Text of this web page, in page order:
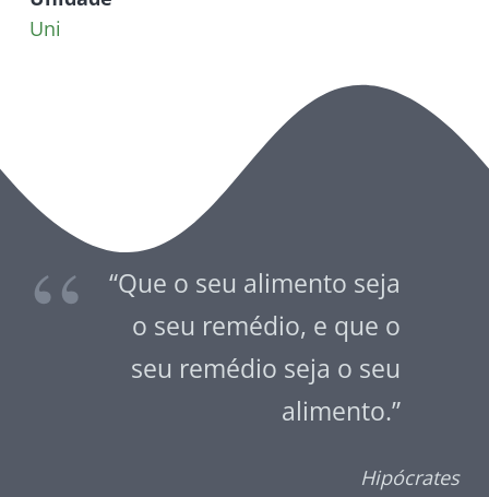
Uni
“Que o seu alimento seja
o seu remédio, e que o
seu remédio seja o seu
alimento.”
Hipócrates